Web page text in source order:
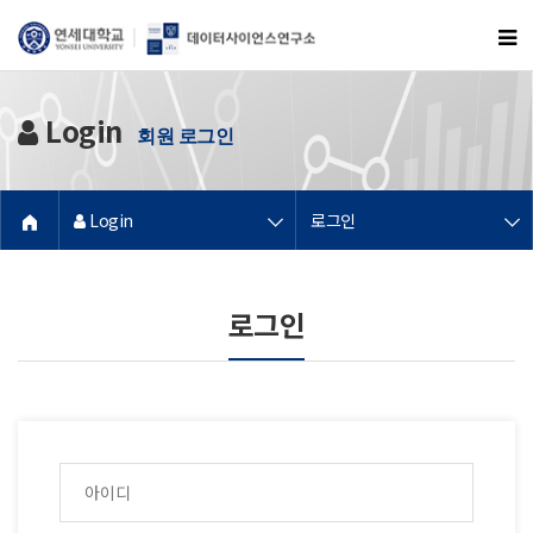
Login 회원 로그인
Login 로그인
로그인